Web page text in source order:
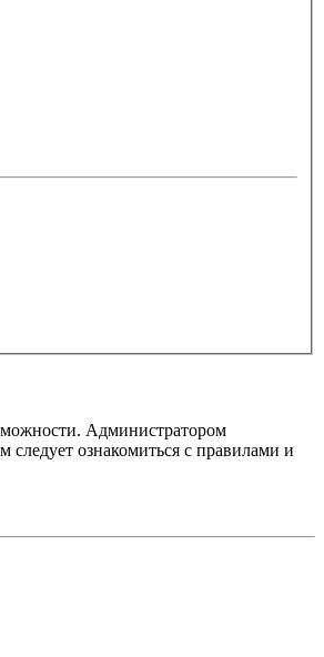
Администратором
следует ознакомиться с правилами и